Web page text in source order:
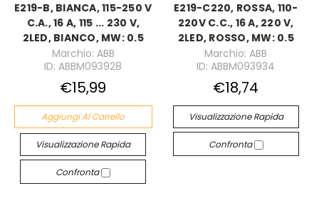
E219-B, BIANCA, 115-250 V
C.A., 16 A, 115 ... 230 V,
2LED, BIANCO, MW: 0.5
Marchio: ABB
ID: ABBM093928
€15,99
Aggiungi Al Carrello
Visualizzazione Rapida
Confronta
E219-C220, ROSSA, 110-
220V C.C., 16 A, 220 V,
2LED, ROSSO, MW: 0.5
Marchio: ABB
ID: ABBM093934
€18,74
Visualizzazione Rapida
Confronta